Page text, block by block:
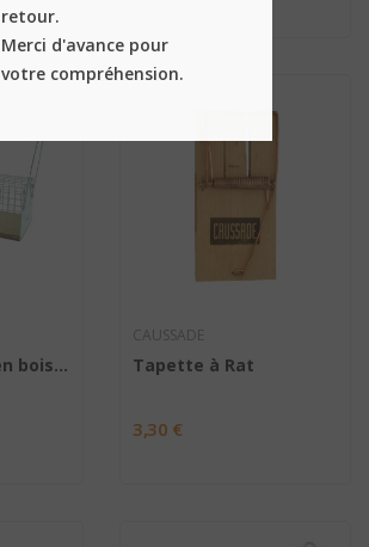
Nasse à rats - en bois FSC
CAUSSADE
Tapette à Rat
3,30 €
retour.
Merci d'avance pour
votre compréhension.